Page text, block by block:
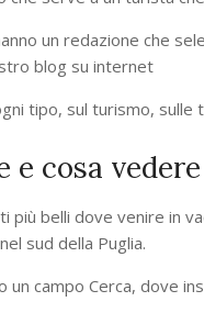
un redazione che
blog su internet
tipo, sul turismo,
e cosa
più belli dove venire in
sud della Puglia.
un campo Cerca, dove